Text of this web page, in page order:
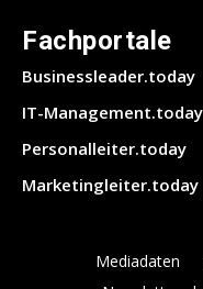
Fachportale
Businessleader.today
IT-Management.today
Personalleiter.today
Marketingleiter.today
Mediadaten